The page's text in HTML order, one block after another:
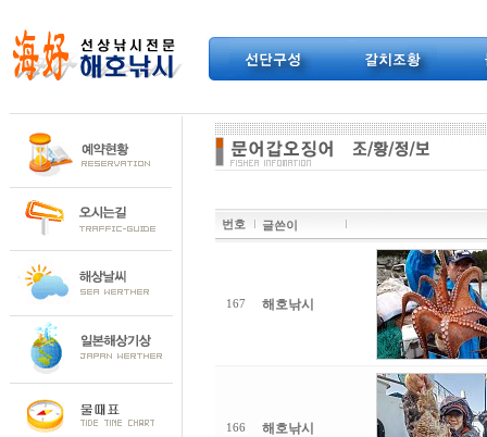
번호 글쓴이
167 해호낚시
166 해호낚시